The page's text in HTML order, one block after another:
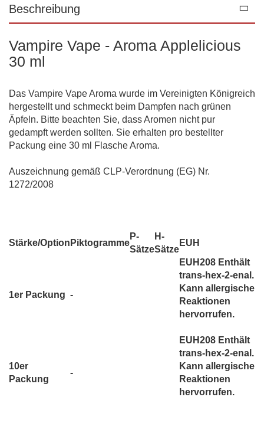
Beschreibung
Vampire Vape - Aroma Applelicious
30 ml
Das Vampire Vape Aroma wurde im Vereinigten Königreich
hergestellt und schmeckt beim Dampfen nach grünen
Äpfeln. Bitte beachten Sie, dass Aromen nicht pur
gedampft werden sollten. Sie erhalten pro bestellter
Packung eine 30 ml Flasche Aroma.
Auszeichnung gemäß CLP-Verordnung (EG) Nr.
1272/2008
Stärke/Option Piktogramme
P-
Sätze
H-
Sätze
EUH
1er Packung -
EUH208 Enthält
trans-hex-2-enal.
Kann allergische
Reaktionen
hervorrufen.
10er
Packung
-
EUH208 Enthält
trans-hex-2-enal.
Kann allergische
Reaktionen
hervorrufen.